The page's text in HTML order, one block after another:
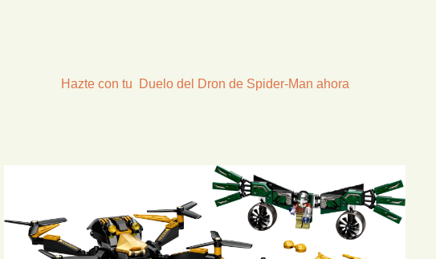
Hazte con tu Duelo del Dron de Spider-Man ahora